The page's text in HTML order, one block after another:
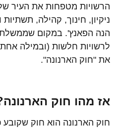
הרשויות מטפחות את העיר
ניקיון, חינוך, קהילה,
הנה הפאנץ'. במקום
לרשויות חלשות (ובמילה
את "חוק הארנונה".
אז מהו חוק
חוק הארנונה הוא חוק שקובע